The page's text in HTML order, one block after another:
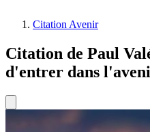
Citation Avenir
Citation de Paul
d'entrer dans